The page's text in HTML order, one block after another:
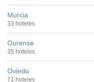
Murcia
33 hoteles
Ourense
35 hoteles
Oviedo
71 hoteles